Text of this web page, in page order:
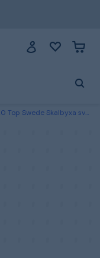
Swede Skalbyxa svart, dam XS